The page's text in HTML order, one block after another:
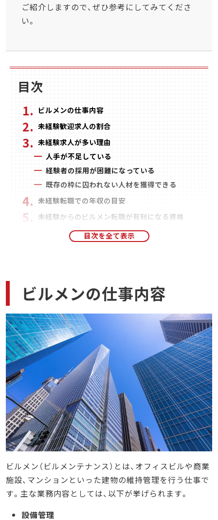
ご紹介しますので、ぜひ参考にしてみてくださ
い。
目次
ビルメンの仕事内容
未経験歓迎求人の割合
未経験求人が多い理由
人手が不足している
経験者の採用が困難になっている
既存の枠に囚われない人材を獲得できる
未経験転職での年収の目安
未経験からのビルメン転職が有利になる資格
2点セット
第二種電気工事士
建築物環境衛生管理主任技術者（ビル管理
士）
第三種電気主任技術者
エネルギー管理士
まとめ
ビルメンの仕事内容
ビルメン（ビルメンテナンス）とは、オフィスビルや商業
施設、マンションといった建物の維持管理を行う仕事で
す。主な業務内容としては、以下が挙げられます。
設備管理